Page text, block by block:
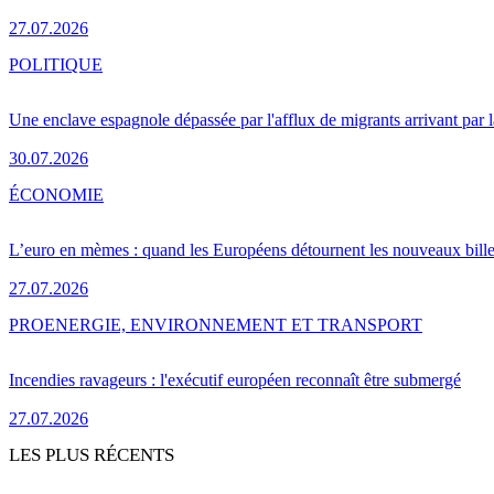
27.07.2026
Une enclave espagnole dépassée par l'afflux de migrants arrivant par
30.07.2026
POLITIQUE
L’euro en mèmes : quand les Européens détournent les nouveaux
27.07.2026
ÉCONOMIE
Incendies ravageurs : l'exécutif européen reconnaît être submergé
27.07.2026
PROENERGIE, ENVIRONNEMENT ET TRANSPORT
LES PLUS RÉCENTS